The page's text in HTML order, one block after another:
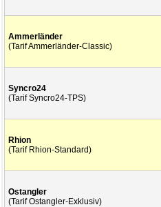
Ammerländer
(Tarif Ammerländer-Classic)
Syncro24
(Tarif Syncro24-TPS)
Rhion
(Tarif Rhion-Standard)
Ostangler
(Tarif Ostangler-Exklusiv)